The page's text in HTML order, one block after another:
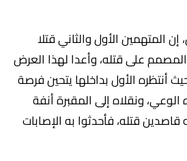
المتهمين الأول والثاني قتلا
على قتله، وأعدا لهذا العرض
أنتظره الأول بداخلها يتحين فرصة
ونقلاه إلى المقبرة أنفة
قتله، فأحدثوا به الإصابات